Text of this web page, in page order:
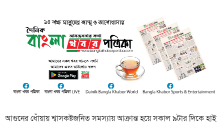
আগুনের ধোঁয়ায় শ্বাসকষ্টজনিত সমস্যায় আক্রান্ত হয়ে সকাল ৯টার দিকে হাই